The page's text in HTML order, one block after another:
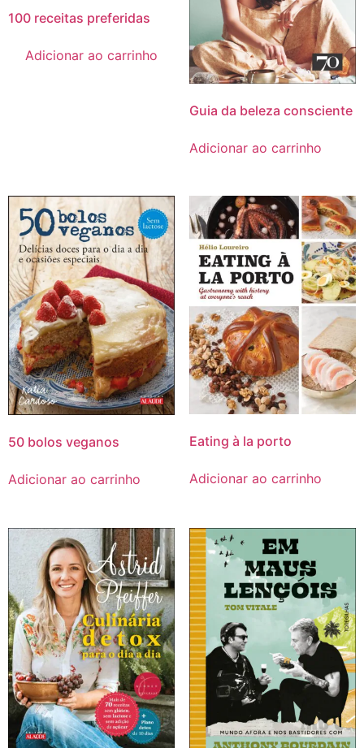
100 receitas preferidas
Adicionar ao carrinho
Guia da beleza consciente
Adicionar ao carrinho
50 bolos veganos
Adicionar ao carrinho
Eating à la porto
Adicionar ao carrinho